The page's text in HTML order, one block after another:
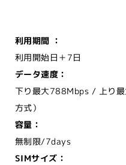
利用期間 ：
利用開始日＋7日
データ速度：
下り最大788Mbps / 上り
方式）
容量：
無制限/7days
SIMサイズ：